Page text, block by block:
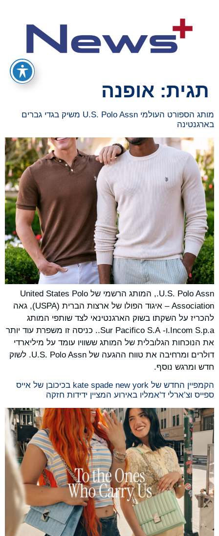
תגית: אופנה
מותג הספורט העולמי U.S. Polo Assn משיק בגדי גברים
בארגנטינה
U.S. Polo Assn., המותג הרשמי של United States Polo
Association – איגוד הפולו של ארצות הברית (USPA), גאה
להכריז על השקתו בשוק הארגנטינאי לצד שותפי המותג
Incom S.p.a.ו- Sur Pacifico S.A.. כניסה זו משפרת עוד יותר
את הנוכחות הגלובלית של המותג ששוויו עומד על מיליארדי
דולרים ומרחיבה את טווח ההגעה של U.S. Polo Assn. לשוק
חדש ומרגש נוסף.
הקמפיין החדש של kate spade new york בכיכובן של אייס
ספייס וצ’ארלי ד'אמליו באירוע המציין ידידות חזקה